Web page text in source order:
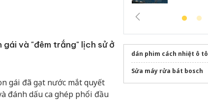
và "đêm trắng" lịch sử ở
gái đã gạt nước mắt quyết
đánh dấu ca ghép phổi đầu
dán phim cách nhiệt ô tô
Sửa máy rửa bát bosch